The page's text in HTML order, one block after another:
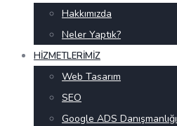
Hakkımızda
Neler Yaptık?
HIZMETLERIMIZ
Web Tasarım
SEO
Google ADS Danışmanlığı